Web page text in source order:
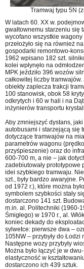
Tramwaj typu 5N
W latach 60. XX w.
gwałtownemu starzeniu się
wycofano wszystkie
przełożyło się na również
gospodarki remontowo-
1962 wpisano 182 szt.
kolei wpłynęło na
MPK jeździło 396 wozów
całkowitej liczby
obiekty zaplecza trakcji
100 stanowisk, obok 58
odkrytych i 60 w hali i na
inżynierów transportu
Aby zmniejszyć dystans,
autobusami i starzejącą się
dotyczące tramwajów na
parametrów wagonu
przyśpieszenie) oraz do
600-700 m, a nie – jak
zadebiutowały prototypowe
idei szybkiego tramwaju.
szt., były bardzo awaryjne.
od 1972 r.), które można
symbolem szybkości stały
dostarczono 141 szt.
m.in. al. Politechniki (1960-
Śmigłego) w 1970 r., al.
koniec dekady do
sylwetce: pierwsze dwa –
105NW – przybyły do Łodzi
Następne wozy przybyły
Można było łączyć je w
elastyczność w
dostarczono ich 439 sztuk.